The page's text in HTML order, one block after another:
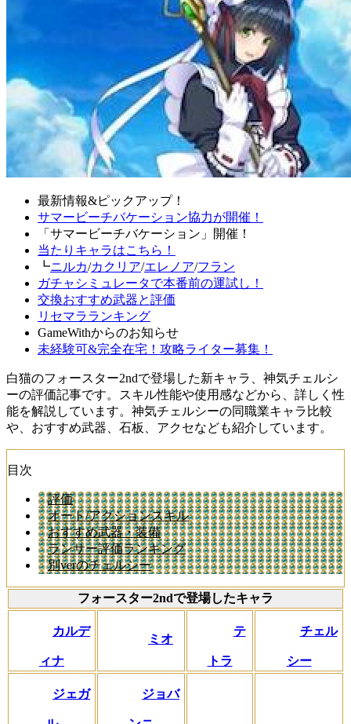
最新情報&ピックアップ！
サマービーチバケーション協力が開催！
「サマービーチバケーション」開催！
当たりキャラはこちら！
┗ニルカ/カクリア/エレノア/フラン
ガチャシミュレータで本番前の運試し！
交換おすすめ武器と評価
リセマラランキング
GameWithからのお知らせ
未経験可&完全在宅！攻略ライター募集！
白猫のフォースター2ndで登場した新キャラ、神気チェルシ
ーの評価記事です。スキル性能や使用感などから、詳しく性
能を解説しています。神気チェルシーの同職業キャラ比較
や、おすすめ武器、石板、アクセなども紹介しています。
目次
評価
オート/アクションスキル
おすすめ武器・装備
ランサー評価ランキング
別verのチェルシー
フォースター2ndで登場したキャラ
カルデ
ィナ
ミオ
テ
トラ
チェル
シー
ジェガ ジョバ